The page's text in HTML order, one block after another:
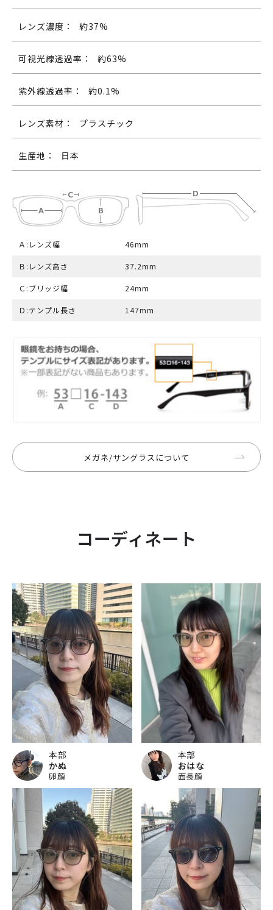
レンズ濃度： 約37%
可視光線透過率： 約63%
紫外線透過率： 約0.1%
レンズ素材： プラスチック
生産地： 日本
Ａ:レンズ幅 46mm
Ｂ:レンズ高さ 37.2mm
Ｃ:ブリッジ幅 24mm
Ｄ:テンプル長さ 147mm
メガネ/サングラスについて
コーディネート
本部
かぬ
卵顔
本部
おはな
面長顔